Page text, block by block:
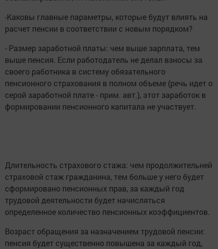
-Каковы главные параметры, которые будут влиять на
расчет пенсии в соответствии с новым порядком?
- Размер заработной платы: чем выше зарплата, тем
выше пенсия. Если работодатель не делал взносы за
своего работника в систему обязательного
пенсионного страхования в полном объеме (речь идет о
серой заработной плате - прим. авт.), этот заработок в
формировании пенсионного капитала не участвует.
Длительность страхового стажа: чем продолжительней
страховой стаж гражданина, тем больше у него будет
сформировано пенсионных прав, за каждый год
трудовой деятельности будет начисляться
определенное количество пенсионных коэффициентов.
Возраст обращения за назначением трудовой пенсии:
пенсия будет существенно повышена за каждый год,